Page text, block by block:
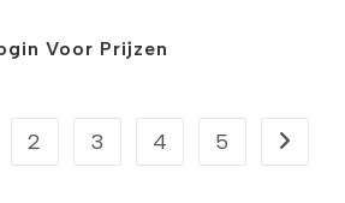
Voor Prijzen
2 3 4 5